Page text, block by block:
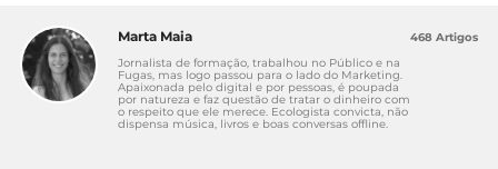
Marta Maia
Jornalista de formação, trabalhou no Público e na
Fugas, mas logo passou para o lado do Marketing.
Apaixonada pelo digital e por pessoas, é poupada
por natureza e faz questão de tratar o dinheiro com
o respeito que ele merece. Ecologista convicta, não
dispensa música, livros e boas conversas offline.
468 Artigos